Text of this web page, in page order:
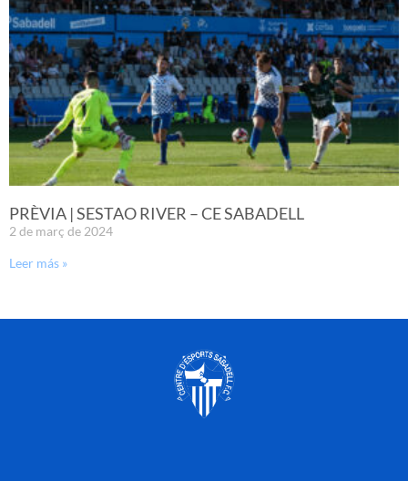
PRÈVIA | SESTAO RIVER – CE SABADELL
2 de març de 2024
Leer más »